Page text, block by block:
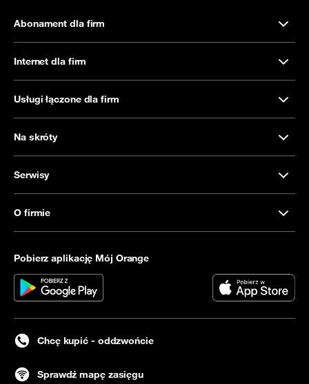
Abonament dla firm
Internet dla firm
Usługi łączone dla firm
Na skróty
Serwisy
O firmie
Pobierz aplikację Mój Orange
Chcę kupić - oddzwońcie
Sprawdź mapę zasięgu